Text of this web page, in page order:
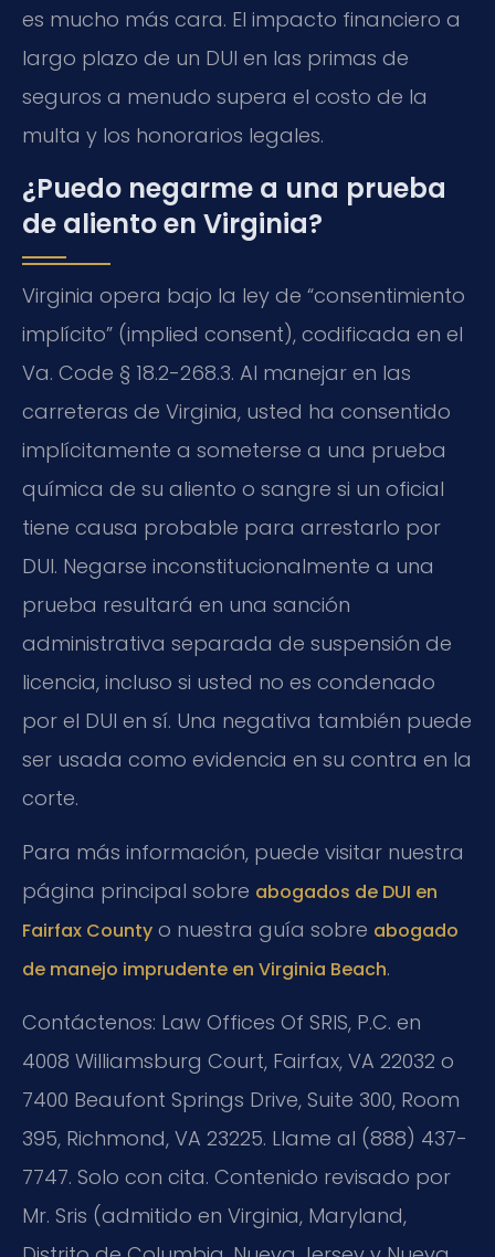
es mucho más cara. El impacto financiero a
largo plazo de un DUI en las primas de
seguros a menudo supera el costo de la
multa y los honorarios legales.
¿Puedo negarme a una prueba
de aliento en Virginia?
Virginia opera bajo la ley de “consentimiento
implícito” (implied consent), codificada en el
Va. Code § 18.2-268.3. Al manejar en las
carreteras de Virginia, usted ha consentido
implícitamente a someterse a una prueba
química de su aliento o sangre si un oficial
tiene causa probable para arrestarlo por
DUI. Negarse inconstitucionalmente a una
prueba resultará en una sanción
administrativa separada de suspensión de
licencia, incluso si usted no es condenado
por el DUI en sí. Una negativa también puede
ser usada como evidencia en su contra en la
corte.
Para más información, puede visitar nuestra
página principal sobre abogados de DUI en
Fairfax County o nuestra guía sobre abogado
de manejo imprudente en Virginia Beach.
Contáctenos: Law Offices Of SRIS, P.C. en
4008 Williamsburg Court, Fairfax, VA 22032 o
7400 Beaufont Springs Drive, Suite 300, Room
395, Richmond, VA 23225. Llame al (888) 437-
7747. Solo con cita. Contenido revisado por
Mr. Sris (admitido en Virginia, Maryland,